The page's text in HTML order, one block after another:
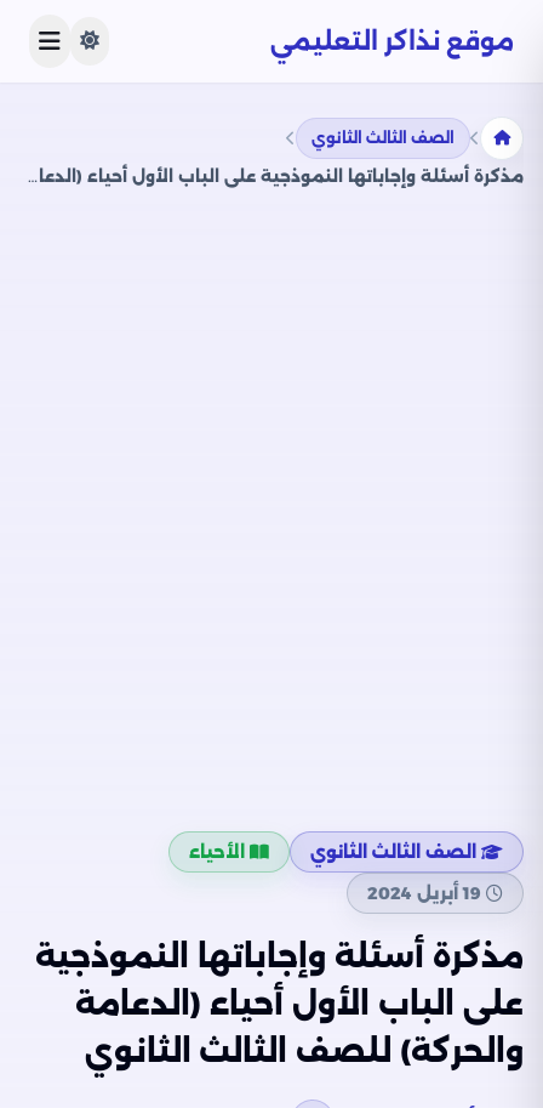
موقع نذاكر التعليمي
الصف الثالث الثانوي
مذكرة أسئلة وإجاباتها النموذجية على الباب الأول أحياء (الدعامة والحركة) للصف الثالث الثانوي
الصف الثالث الثانوي
الأحياء
19 أبريل 2024
مذكرة أسئلة وإجاباتها النموذجية
على الباب الأول أحياء (الدعامة
والحركة) للصف الثالث الثانوي